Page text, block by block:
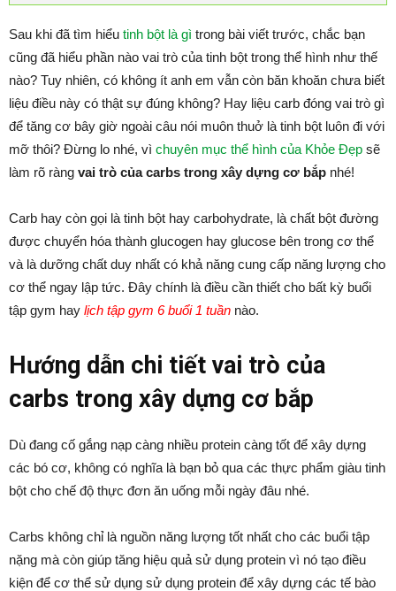
Sau khi đã tìm hiểu tinh bột là gì trong bài viết trước, chắc bạn
cũng đã hiểu phần nào vai trò của tinh bột trong thể hình như thế
nào? Tuy nhiên, có không ít anh em vẫn còn băn khoăn chưa biết
liệu điều này có thật sự đúng không? Hay liệu carb đóng vai trò gì
để tăng cơ bây giờ ngoài câu nói muôn thuở là tinh bột luôn đi với
mỡ thôi? Đừng lo nhé, vì chuyên mục thể hình của Khỏe Đẹp sẽ
làm rõ ràng vai trò của carbs trong xây dựng cơ bắp nhé!
Carb hay còn gọi là tinh bột hay carbohydrate, là chất bột đường
được chuyển hóa thành glucogen hay glucose bên trong cơ thể
và là dưỡng chất duy nhất có khả năng cung cấp năng lượng cho
cơ thể ngay lập tức. Đây chính là điều cần thiết cho bất kỳ buổi
tập gym hay lịch tập gym 6 buổi 1 tuần nào.
Hướng dẫn chi tiết vai trò của
carbs trong xây dựng cơ bắp
Dù đang cố gắng nạp càng nhiều protein càng tốt để xây dựng
các bó cơ, không có nghĩa là bạn bỏ qua các thực phẩm giàu tinh
bột cho chế độ thực đơn ăn uống mỗi ngày đâu nhé.
Carbs không chỉ là nguồn năng lượng tốt nhất cho các buổi tập
nặng mà còn giúp tăng hiệu quả sử dụng protein vì nó tạo điều
kiện để cơ thể sử dụng sử dụng protein để xây dựng các tế bào